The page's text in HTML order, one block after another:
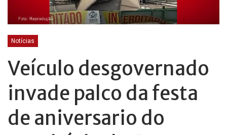
Notícias
Veículo desgovernado
invade palco da festa
de aniversario do